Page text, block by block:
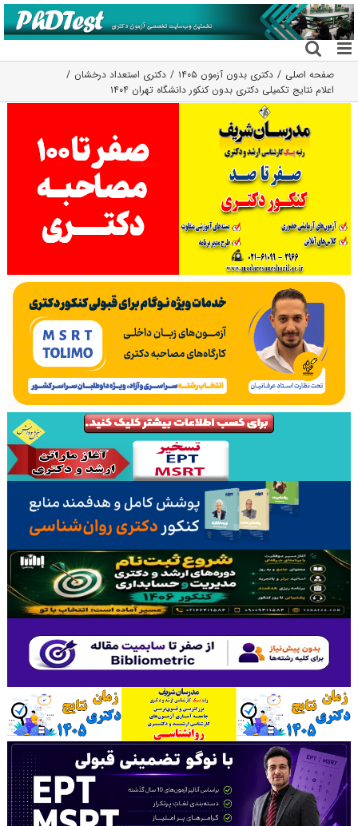
رفتن
به
محتوا
صفحه اصلی دکتری بدون آزمون ۱۴۰۵
دکتری استعداد درخشان
اعلام نتایج تکمیلی دکتری بدون کنکور دانشگاه تهران ۱۴۰۴